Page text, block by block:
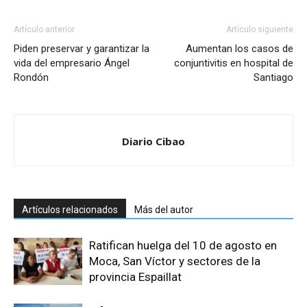
Artículo anterior
Piden preservar y garantizar la
vida del empresario Ángel
Rondón
Artículo siguiente
Aumentan los casos de
conjuntivitis en hospital de
Santiago
Diario Cibao
Artículos relacionados Más del autor
Ratifican huelga del 10 de agosto en
Moca, San Víctor y sectores de la
provincia Espaillat